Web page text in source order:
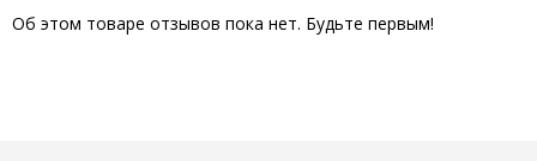
Об этом товаре отзывов пока нет. Будьте первым!